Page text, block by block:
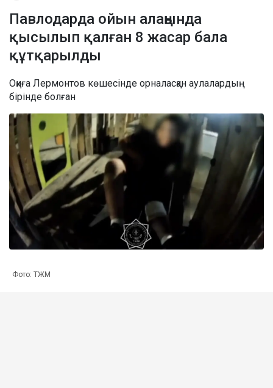
Павлодарда ойын алаңында
қысылып қалған 8 жасар бала
құтқарылды
Оқиға Лермонтов көшесінде орналасқан аулалардың
бірінде болған
Фото: ТЖМ